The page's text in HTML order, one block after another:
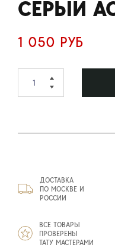
СЕРЫЙ
1 050 РУБ
ДОСТАВКА
ПО МОСКВЕ И
РОССИИ
ВСЕ ТОВАРЫ
ПРОВЕРЕНЫ
ТАТУ МАСТЕРАМИ